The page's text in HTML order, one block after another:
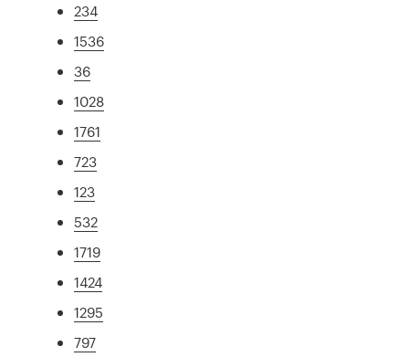
234
1536
36
1028
1761
723
123
532
1719
1424
1295
797